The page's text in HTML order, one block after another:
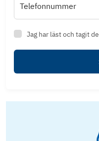
Telefonnummer
Jag har läst och tagit